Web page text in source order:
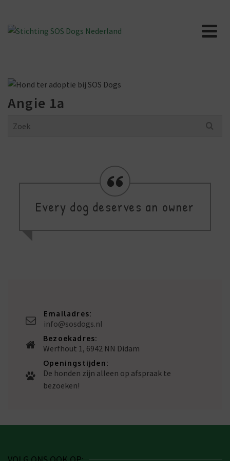
Angie 1a
Search
Every dog deserves an owner
Emailadres:
info@sosdogs.nl
Bezoekadres:
Werfhout 1, 6942 NN Didam
Openingstijden:
De honden zijn alleen op afspraak te
bezoeken!